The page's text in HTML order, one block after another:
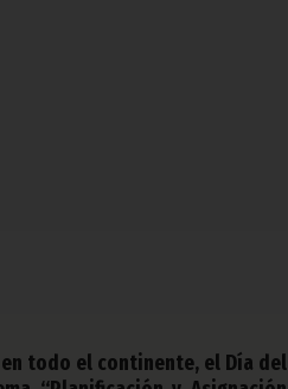
en todo el continente, el Día del